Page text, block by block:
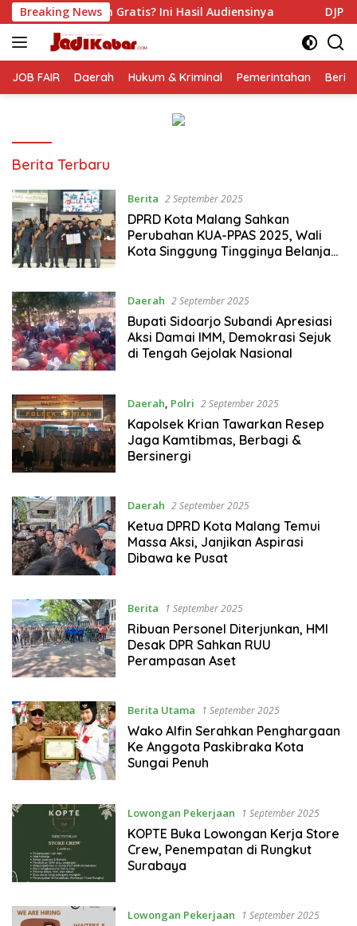
Langsung
ke
konten
Breaking News
Ini Hasil Audiensinya DJP Jawa Timur Gandeng
JOB FAIR Daerah Hukum & Kriminal Pemerintahan
jadikabar
Berita Terbaru
Berita 2 September 2025
DPRD Kota Malang Sahkan
Perubahan KUA-PPAS 2025, Wali
Kota Singgung Tingginya Belanja
Daerah 2 September 2025
Bupati Sidoarjo Subandi Apresiasi
Aksi Damai IMM, Demokrasi Sejuk
di Tengah Gejolak Nasional
Daerah, Polri 2 September 2025
Kapolsek Krian Tawarkan Resep
Jaga Kamtibmas, Berbagi &
Bersinergi
Daerah 2 September 2025
Ketua DPRD Kota Malang Temui
Massa Aksi, Janjikan Aspirasi
Dibawa ke Pusat
Berita 1 September 2025
Ribuan Personel Diterjunkan, HMI
Desak DPR Sahkan RUU
Perampasan Aset
Berita Utama 1 September 2025
Wako Alfin Serahkan Penghargaan
Ke Anggota Paskibraka Kota
Sungai Penuh
Lowongan Pekerjaan 1 September 2025
KOPTE Buka Lowongan Kerja Store
Crew, Penempatan di Rungkut
Surabaya
Lowongan Pekerjaan 1 September 2025